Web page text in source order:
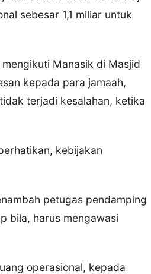
sebesar 1,1 miliar untuk
Manasik di Masjid
kepada para jamaah,
terjadi kesalahan, ketika
kebijakan
petugas pendamping
bila, harus mengawasi
operasional, kepada